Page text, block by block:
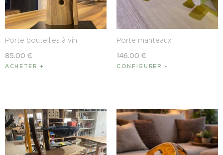
Porte bouteilles à vin
85.00 €
ACHETER
Porte manteaux
146.00 €
CONFIGURER